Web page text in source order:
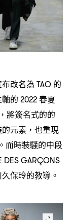
布改名為 TAO 的
的 2022春夏
， 將簽名式的的
元素 ， 也重現
而時裝騷的中段
DES GARÇONS
保玲的教導。